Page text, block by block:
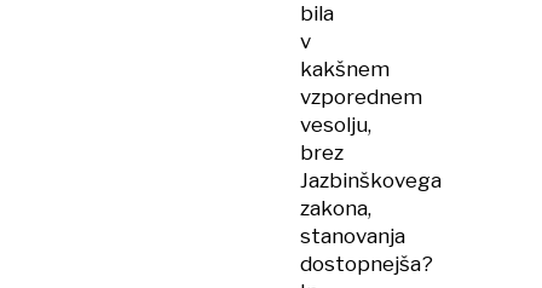
bila
v
kakšnem
vzporednem
vesolju,
brez
Jazbinškovega
zakona,
stanovanja
dostopnejša?